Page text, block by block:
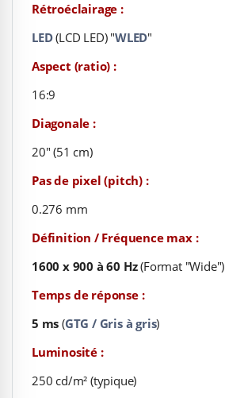
Rétroéclairage :
LED(LCD LED) "WLED"
Aspect (ratio) :
16:9
Diagonale :
20" (51 cm)
Pas de pixel (pitch) :
0.276 mm
Définition / Fréquence max :
1600 x 900 à 60 Hz(Format "Wide")
Temps de réponse :
5 ms (GTG / Gris à gris)
Luminosité :
250 cd/m² (typique)